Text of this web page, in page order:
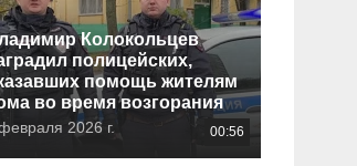
Колокольцев
полицейских,
помощь жителям
во время возгорания
2026 г. 00:56